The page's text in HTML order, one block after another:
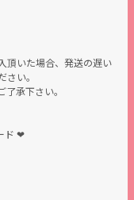
頂いた場合、発送の遅い
い。
承下さい。
ド ❤︎